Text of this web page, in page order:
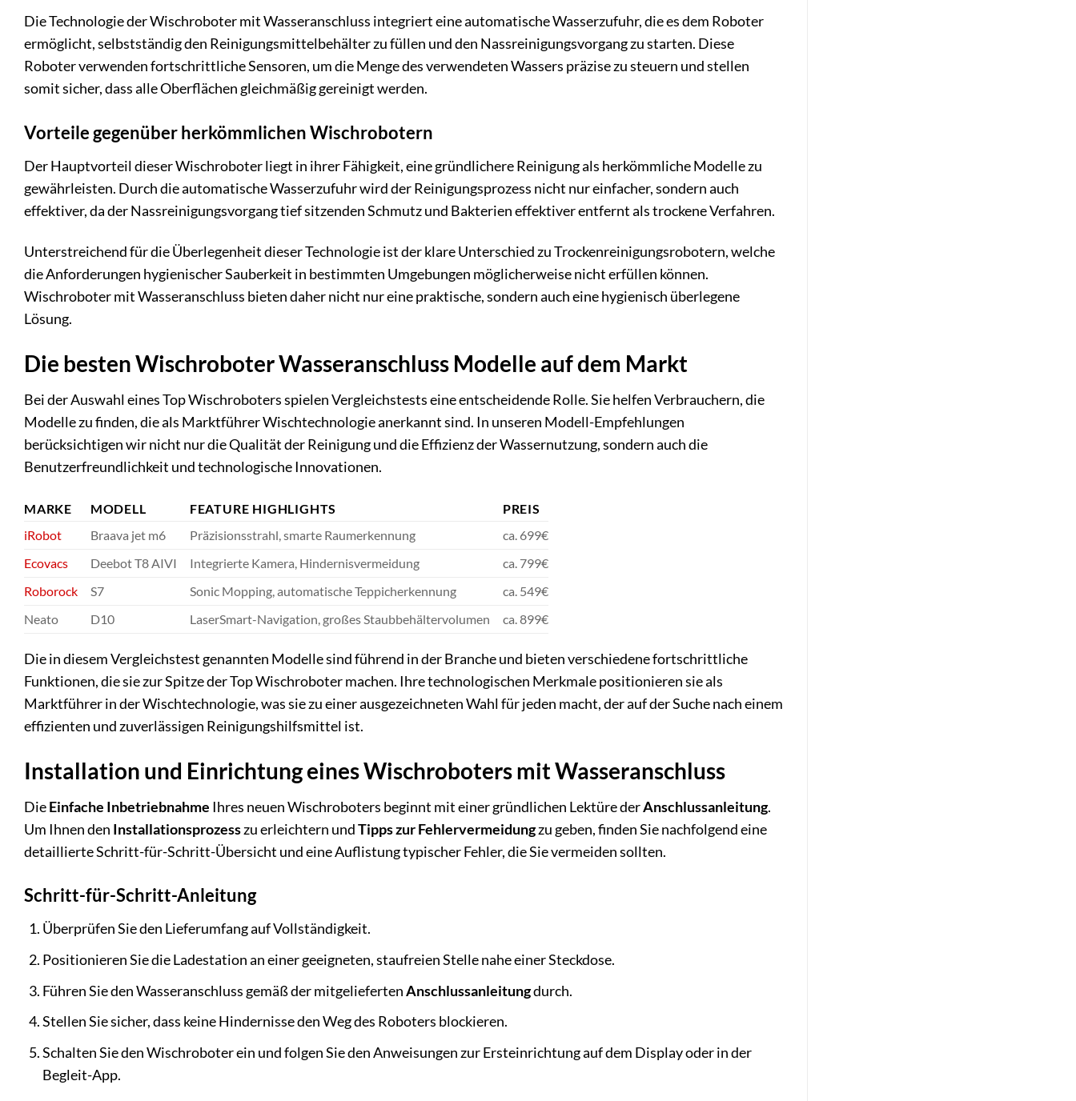
Die Technologie der Wischroboter mit Wasseranschluss integriert eine automatische Wasserzufuhr, die es dem Roboter
ermöglicht, selbstständig den Reinigungsmittelbehälter zu füllen und den Nassreinigungsvorgang zu starten. Diese
Roboter verwenden fortschrittliche Sensoren, um die Menge des verwendeten Wassers präzise zu steuern und stellen
somit sicher, dass alle Oberflächen gleichmäßig gereinigt werden.
Vorteile gegenüber herkömmlichen Wischrobotern
Der Hauptvorteil dieser Wischroboter liegt in ihrer Fähigkeit, eine gründlichere Reinigung als herkömmliche Modelle zu
gewährleisten. Durch die automatische Wasserzufuhr wird der Reinigungsprozess nicht nur einfacher, sondern auch
effektiver, da der Nassreinigungsvorgang tief sitzenden Schmutz und Bakterien effektiver entfernt als trockene Verfahren.
Unterstreichend für die Überlegenheit dieser Technologie ist der klare Unterschied zu Trockenreinigungsrobotern, welche
die Anforderungen hygienischer Sauberkeit in bestimmten Umgebungen möglicherweise nicht erfüllen können.
Wischroboter mit Wasseranschluss bieten daher nicht nur eine praktische, sondern auch eine hygienisch überlegene
Lösung.
Die besten Wischroboter Wasseranschluss Modelle auf dem Markt
Bei der Auswahl eines Top Wischroboters spielen Vergleichstests eine entscheidende Rolle. Sie helfen Verbrauchern, die
Modelle zu finden, die als Marktführer Wischtechnologie anerkannt sind. In unseren Modell-Empfehlungen
berücksichtigen wir nicht nur die Qualität der Reinigung und die Effizienz der Wassernutzung, sondern auch die
Benutzerfreundlichkeit und technologische Innovationen.
MARKE MODELL FEATURE HIGHLIGHTS
PREIS
iRobot
Braava jet m6 Präzisionsstrahl, smarte Raumerkennung
ca. 699€
Ecovacs
Deebot T8 AIVI Integrierte Kamera, Hindernisvermeidung
ca. 799€
Roborock
S7 Sonic Mopping, automatische Teppicherkennung
ca. 549€
Neato
D10 LaserSmart-Navigation, großes Staubbehältervolumen ca. 899€
Die in diesem Vergleichstest genannten Modelle sind führend in der Branche und bieten verschiedene fortschrittliche
Funktionen, die sie zur Spitze der Top Wischroboter machen. Ihre technologischen Merkmale positionieren sie als
Marktführer in der Wischtechnologie, was sie zu einer ausgezeichneten Wahl für jeden macht, der auf der Suche nach einem
effizienten und zuverlässigen Reinigungshilfsmittel ist.
Installation und Einrichtung eines Wischroboters mit Wasseranschluss
DieEinfache Inbetriebnahme Ihres neuen Wischroboters beginnt mit einer gründlichen Lektüre derAnschlussanleitung.
Um Ihnen den Installationsprozesszu erleichtern undTipps zur Fehlervermeidungzu geben, finden Sie nachfolgend eine
detaillierte Schritt-für-Schritt-Übersicht und eine Auflistung typischer Fehler, die Sie vermeiden sollten.
Schritt-für-Schritt-Anleitung
Überprüfen Sie den Lieferumfang auf Vollständigkeit.
Positionieren Sie die Ladestation an einer geeigneten, staufreien Stelle nahe einer Steckdose.
Führen Sie den Wasseranschluss gemäß der mitgeliefertenAnschlussanleitungdurch.
Stellen Sie sicher, dass keine Hindernisse den Weg des Roboters blockieren.
Schalten Sie den Wischroboter ein und folgen Sie den Anweisungen zur Ersteinrichtung auf dem Display oder in der
Begleit-App.